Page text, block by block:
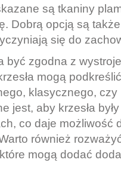
są tkaniny
Dobrą opcją są także
się do
być zgodna z
mogą
klasycznego, czy
jest, aby krzesła
co daje możliwość
również
mogą dodać